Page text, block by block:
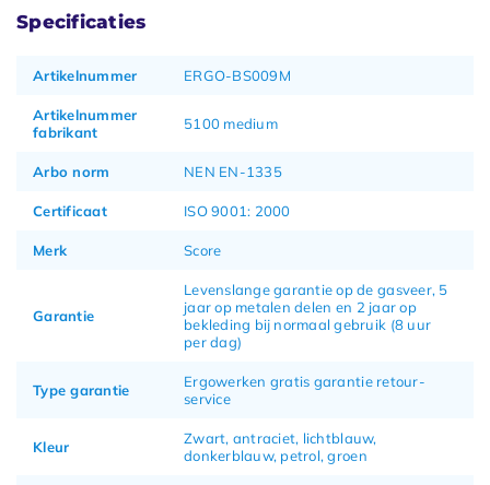
Specificaties
Artikelnummer ERGO-BS009M
Artikelnummer
fabrikant
5100 medium
Arbo norm NEN EN-1335
Certificaat ISO 9001: 2000
Merk Score
Garantie
Levenslange garantie op de gasveer, 5
jaar op metalen delen en 2 jaar op
bekleding bij normaal gebruik (8 uur
per dag)
Type garantie
Ergowerken gratis garantie retour-
service
Kleur
Zwart, antraciet, lichtblauw,
donkerblauw, petrol, groen